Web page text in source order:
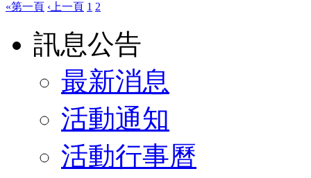
«第一頁 ‹上一頁 1 2
訊息公告
最新消息
活動通知
活動行事曆